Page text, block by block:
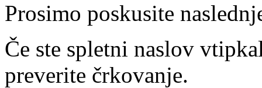
Prosimo poskusite
Če ste spletni naslov
preverite črkovanje.